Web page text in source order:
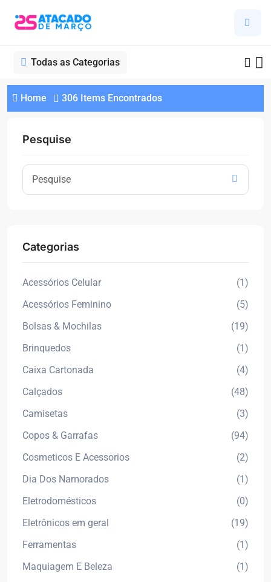
Todas as Categorias
Home 306 Items Encontrados
Pesquise
Categorias
Acessórios Celular
(1)
Acessórios Feminino
(5)
Bolsas & Mochilas
(19)
Brinquedos
(1)
Caixa Cartonada
(4)
Calçados
(48)
Camisetas
(3)
Copos & Garrafas
(94)
Cosmeticos E Acessorios
(2)
Dia Dos Namorados
(1)
Eletrodomésticos
(0)
Eletrônicos em geral
(19)
Ferramentas
(1)
Maquiagem E Beleza
(1)